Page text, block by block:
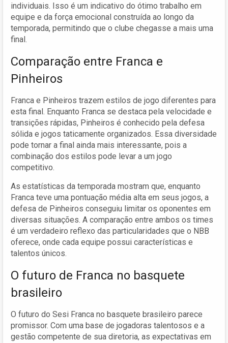
individuais. Isso é um indicativo do ótimo trabalho em
equipe e da força emocional construída ao longo da
temporada, permitindo que o clube chegasse a mais uma
final.
Comparação entre Franca e
Pinheiros
Franca e Pinheiros trazem estilos de jogo diferentes para
esta final. Enquanto Franca se destaca pela velocidade e
transições rápidas, Pinheiros é conhecido pela defesa
sólida e jogos taticamente organizados. Essa diversidade
pode tornar a final ainda mais interessante, pois a
combinação dos estilos pode levar a um jogo
competitivo.
As estatísticas da temporada mostram que, enquanto
Franca teve uma pontuação média alta em seus jogos, a
defesa de Pinheiros conseguiu limitar os oponentes em
diversas situações. A comparação entre ambos os times
é um verdadeiro reflexo das particularidades que o NBB
oferece, onde cada equipe possui características e
talentos únicos.
O futuro de Franca no basquete
brasileiro
O futuro do Sesi Franca no basquete brasileiro parece
promissor. Com uma base de jogadoras talentosos e a
gestão competente de sua diretoria, as expectativas em